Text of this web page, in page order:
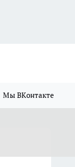
Мы ВКонтакте